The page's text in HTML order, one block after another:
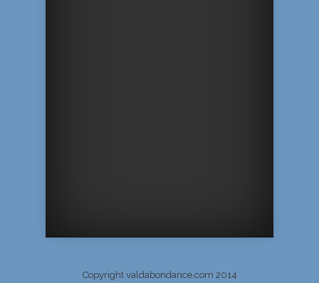
Copyright valdabondance.com 2014